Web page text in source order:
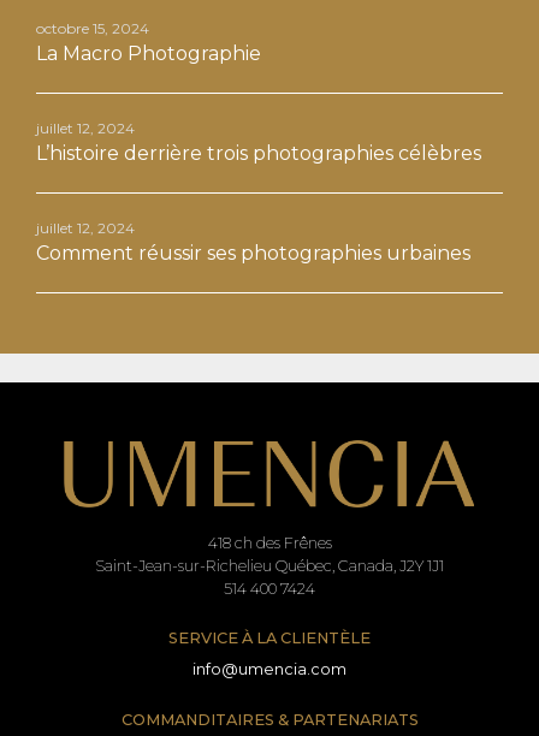
octobre 15, 2024
La Macro Photographie
juillet 12, 2024
L’histoire derrière trois photographies célèbres
juillet 12, 2024
Comment réussir ses photographies urbaines
418 ch des Frênes
Saint-Jean-sur-Richelieu Québec, Canada, J2Y 1J1
514 400 7424
SERVICE À LA CLIENTÈLE
info@umencia.com
COMMANDITAIRES & PARTENARIATS